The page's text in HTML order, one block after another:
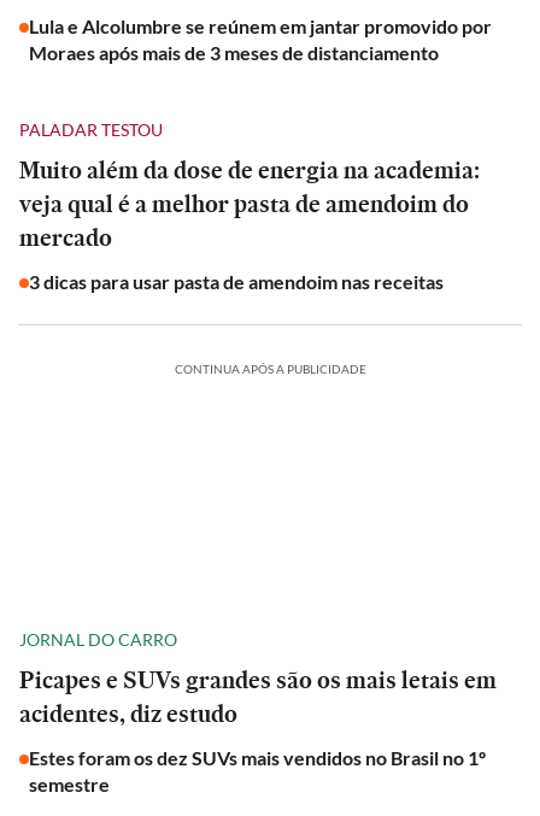
Lula e Alcolumbre se reúnem em jantar promovido por
Moraes após mais de 3 meses de distanciamento
PALADAR TESTOU
Muito além da dose de energia na academia:
veja qual é a melhor pasta de amendoim do
mercado
3 dicas para usar pasta de amendoim nas receitas
CONTINUA APÓS A PUBLICIDADE
JORNAL DO CARRO
Picapes e SUVs grandes são os mais letais em
acidentes, diz estudo
Estes foram os dez SUVs mais vendidos no Brasil no 1º
semestre